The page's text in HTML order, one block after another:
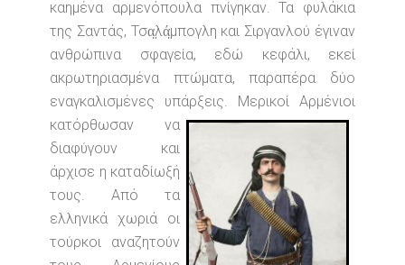
καημένα αρμενόπουλα πνίγηκαν. Τα φυλάκια
της Σαντάς, Τσα̤λά̤μπογλη και Σιργανλού έγιναν
ανθρώπινα σφαγεία, εδώ κεφάλι, εκεί
ακρωτηριασμένα πτώματα, παραπέρα δύο
εναγκαλισμένες υπάρξεις. Μερικοί Αρμένιοι
κατόρθωσαν να
διαφύγουν και
άρχισε η καταδίωξή
τους. Από τα
ελληνικά χωριά οι
τούρκοι αναζητούν